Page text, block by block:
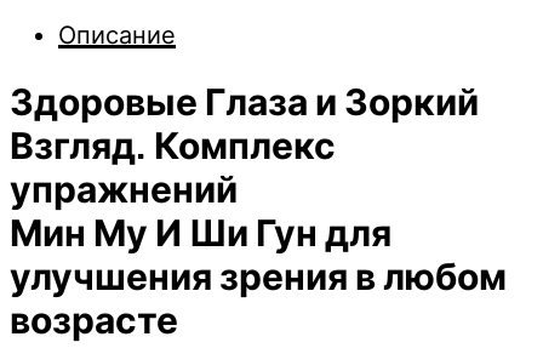
Взгляд.
Комплекс
упражнений
Мин
Му
И
Ши
Гун
для
Описание
Здоровые Глаза и Зоркий
Взгляд. Комплекс
упражнений
Мин Му И Ши Гун для
улучшения зрения в любом
возрасте